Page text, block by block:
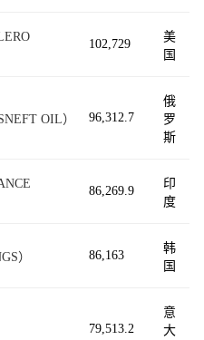
102,729
美
国
OIL） 96,312.7
俄
罗
斯
86,269.9
印
度
） 86,163
韩
国
79,513.2
意
大